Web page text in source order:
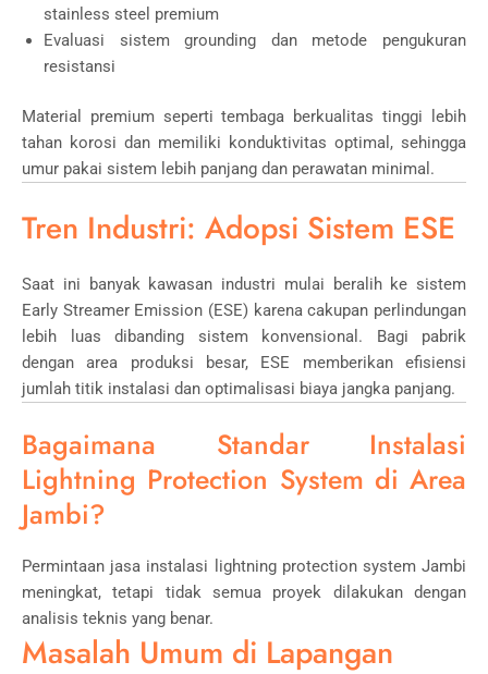
stainless steel premium
Evaluasi sistem grounding dan metode pengukuran
resistansi
Material premium seperti tembaga berkualitas tinggi lebih
tahan korosi dan memiliki konduktivitas optimal, sehingga
umur pakai sistem lebih panjang dan perawatan minimal.
Tren Industri: Adopsi Sistem ESE
Saat ini banyak kawasan industri mulai beralih ke sistem
Early Streamer Emission (ESE) karena cakupan perlindungan
lebih luas dibanding sistem konvensional. Bagi pabrik
dengan area produksi besar, ESE memberikan efisiensi
jumlah titik instalasi dan optimalisasi biaya jangka panjang.
Bagaimana Standar Instalasi
Lightning Protection System di Area
Jambi?
Permintaan jasa instalasi lightning protection system Jambi
meningkat, tetapi tidak semua proyek dilakukan dengan
analisis teknis yang benar.
Masalah Umum di Lapangan